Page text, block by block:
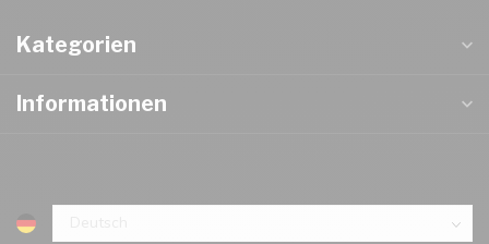
Kategorien
Informationen